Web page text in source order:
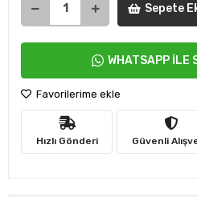
Sepete
WHATSAPP İLE
Favorilerime ekle
Hızlı Gönderi Güvenli